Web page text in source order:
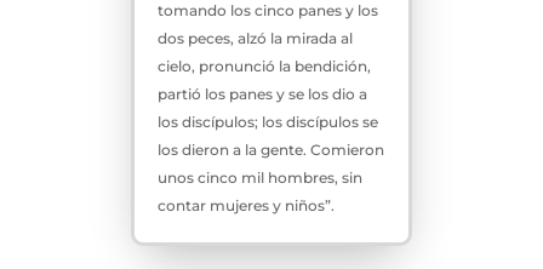
tomando los cinco panes y los
dos peces, alzó la mirada al
cielo, pronunció la bendición,
partió los panes y se los dio a
los discípulos; los discípulos se
los dieron a la gente. Comieron
unos cinco mil hombres, sin
contar mujeres y niños”.